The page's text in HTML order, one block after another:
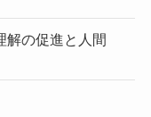
解の促進と人間